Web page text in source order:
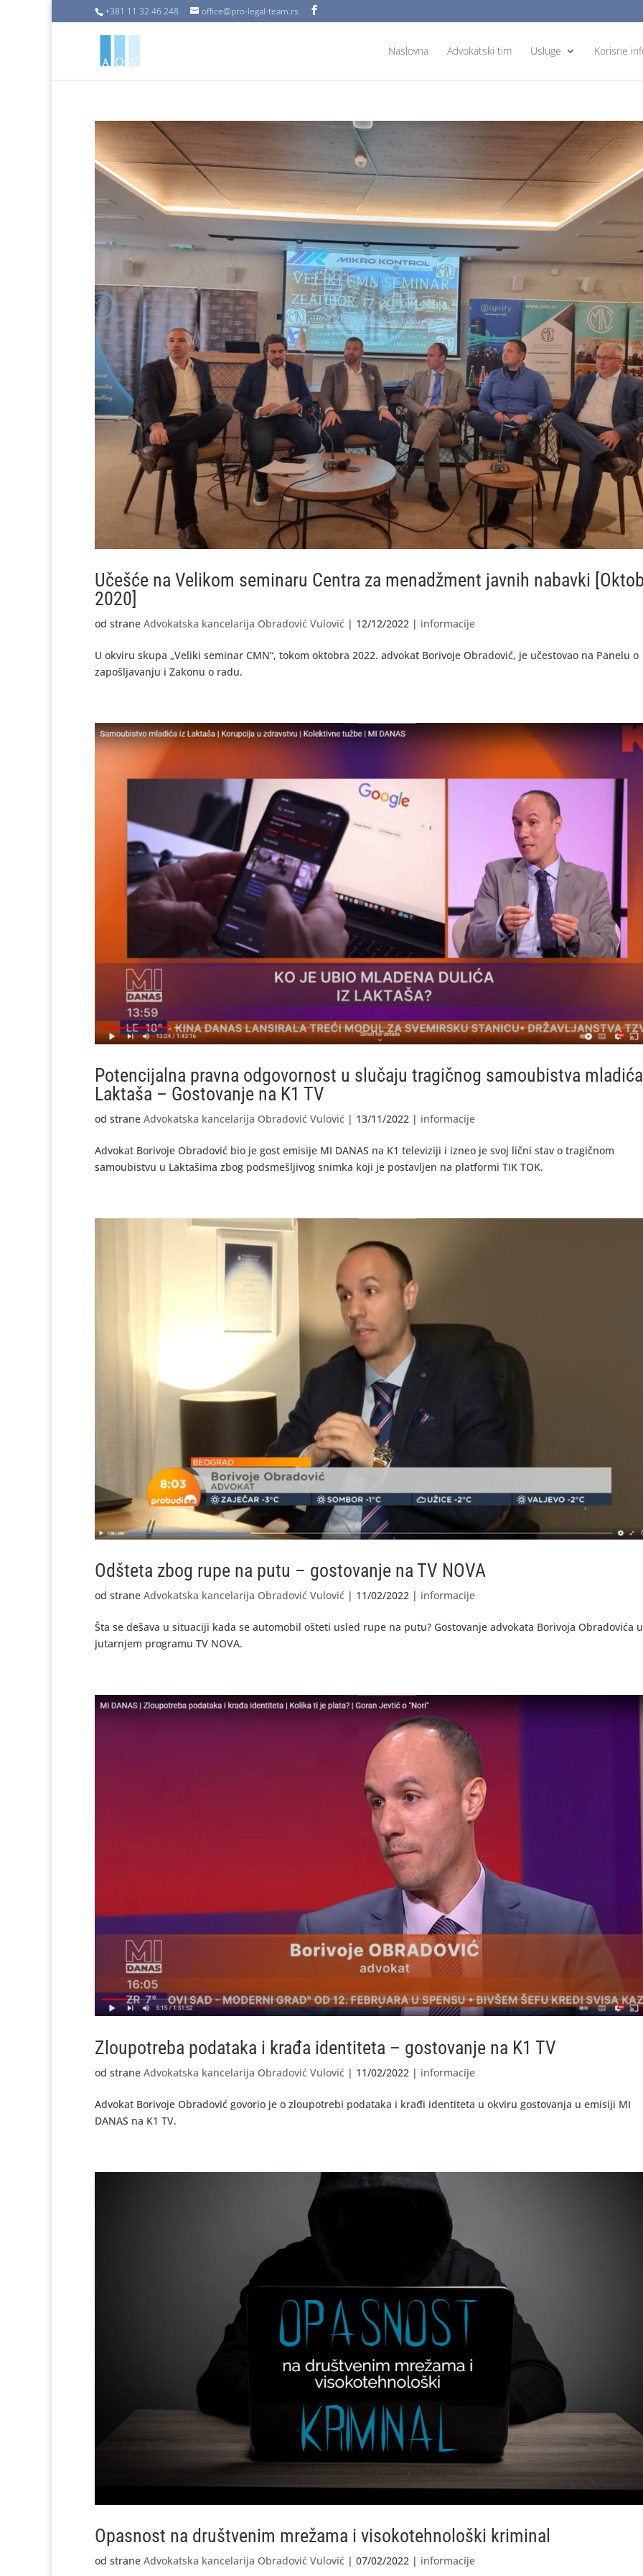
+381 11 32 46 248 office@pro-legal-team.rs
Naslovna Advokatski tim Usluge Korisne
Učešće na Velikom seminaru Centra za menadžment javnih nabavki
2020]
od strane Advokatska kancelarija Obradović Vulović | 12/12/2022 | informacije
U okviru skupa „Veliki seminar CMN“, tokom oktobra 2022. advokat Borivoje Obradović, je učestovao na Panelu o
zapošljavanju i Zakonu o radu.
Potencijalna pravna odgovornost u slučaju tragičnog samoubistva
Laktaša – Gostovanje na K1 TV
od strane Advokatska kancelarija Obradović Vulović | 13/11/2022 | informacije
Advokat Borivoje Obradović bio je gost emisije MI DANAS na K1 televiziji i izneo je svoj lični stav o tragičnom
samoubistvu u Laktašima zbog podsmešljivog snimka koji je postavljen na platformi TIK TOK.
Odšteta zbog rupe na putu – gostovanje na TV NOVA
od strane Advokatska kancelarija Obradović Vulović | 11/02/2022 | informacije
Šta se dešava u situaciji kada se automobil ošteti usled rupe na putu? Gostovanje advokata Borivoja Obradovića u
jutarnjem programu TV NOVA.
Zloupotreba podataka i krađa identiteta – gostovanje na K1 TV
od strane Advokatska kancelarija Obradović Vulović | 11/02/2022 | informacije
Advokat Borivoje Obradović govorio je o zloupotrebi podataka i krađi identiteta u okviru gostovanja u emisiji MI
DANAS na K1 TV.
Opasnost na društvenim mrežama i visokotehnološki kriminal
od strane Advokatska kancelarija Obradović Vulović | 07/02/2022 | informacije